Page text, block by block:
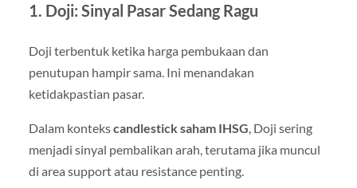
1. Doji: Sinyal Pasar Sedang Ragu
Doji terbentuk ketika harga pembukaan dan
penutupan hampir sama. Ini menandakan
ketidakpastian pasar.
Dalam kontekscandlestick saham IHSG, Doji sering
menjadi sinyal pembalikan arah, terutama jika muncul
di area support atau resistance penting.